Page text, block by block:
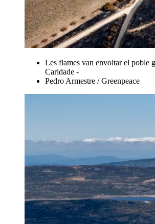
Les flames van envoltar el poble
Caridade -
Pedro Armestre / Greenpeace